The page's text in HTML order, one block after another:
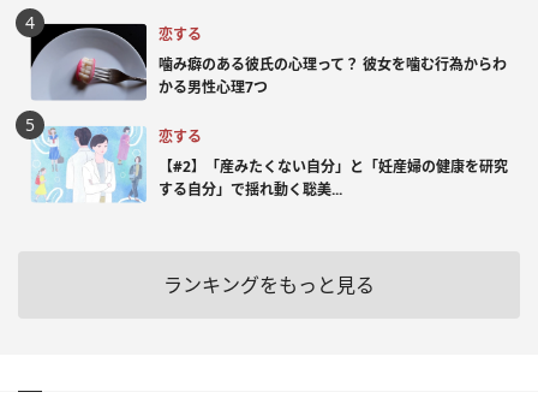
恋する
噛み癖のある彼氏の心理って？ 彼女を噛む行為からわ
かる男性心理7つ
恋する
【#2】「産みたくない自分」と「妊産婦の健康を研究
する自分」で揺れ動く聡美...
ランキングをもっと見る